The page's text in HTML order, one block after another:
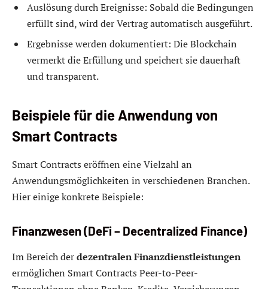
Auslösung durch Ereignisse: Sobald die Bedingungen
erfüllt sind, wird der Vertrag automatisch ausgeführt.
Ergebnisse werden dokumentiert: Die Blockchain
vermerkt die Erfüllung und speichert sie dauerhaft
und transparent.
Beispiele für die Anwendung von
Smart Contracts
Smart Contracts eröffnen eine Vielzahl an
Anwendungsmöglichkeiten in verschiedenen Branchen.
Hier einige konkrete Beispiele:
Finanzwesen (DeFi – Decentralized Finance)
Im Bereich derdezentralen Finanzdienstleistungen
ermöglichen Smart Contracts Peer-to-Peer-